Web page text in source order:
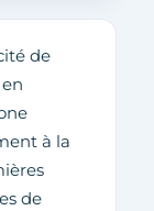
de
à la
de